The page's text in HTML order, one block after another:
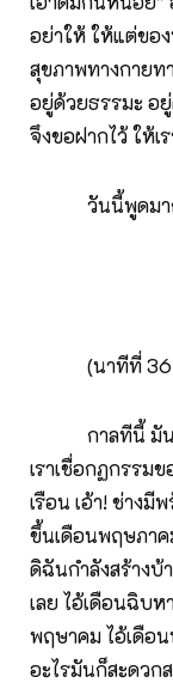
อย่าให้ ให้แต่ขอ
สุขภาพทางกายท
อยู่ด้วยธรรมะ อ
จึงขอฝากไว้ ให้
วันนี้พูดมาก็พอ
(นาทีที่
กาลทีนี้ มันก็วุ่
เราเชื่อกฏกรรม
เรือน เอ้า! ช่างมี
ขึ้นเดือนพฤษภา
ดิฉันกำลังสร้างบ้
เลย ไอ้เดือนฉิบห
พฤษาคม ไอ้เดือ
อะไรมันก็สะดวก